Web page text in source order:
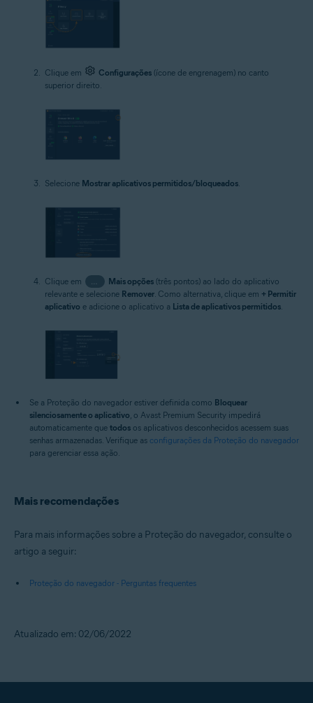
Clique em Configurações (ícone de engrenagem) no canto
superior direito.
Selecione Mostrar aplicativos permitidos/bloqueados.
Clique em Mais opções(três pontos) ao lado do aplicativo
relevante e selecione Remover . Como alternativa, clique em + Permitir
aplicativo e adicione o aplicativo a Lista de aplicativos permitidos
Se a Proteção do navegador estiver definida como Bloquear
silenciosamente o aplicativo , o Avast Premium Security impedirá
automaticamente que todos os aplicativos desconhecidos acessem suas
senhas armazenadas. Verifique as configurações da Proteção do navegador
para gerenciar essa ação.
Mais recomendações
Para mais informações sobre a Proteção do navegador, consulte o
artigo a seguir:
Proteção do navegador - Perguntas frequentes
Atualizado em: 02/06/2022